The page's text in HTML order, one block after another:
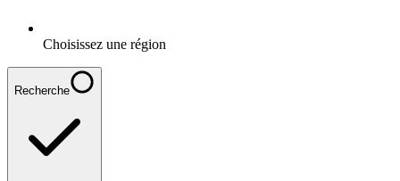
Choisissez une région
Recherche